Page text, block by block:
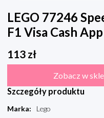
LEGO 77246
F1 Visa Cash
113 zł
Zobacz w
Szczegóły produktu
Marka:
Lego